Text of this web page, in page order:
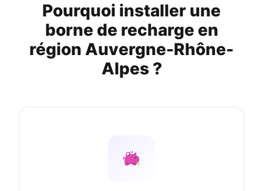
Pourquoi installer une
borne de recharge en
région Auvergne-Rhône-
Alpes ?